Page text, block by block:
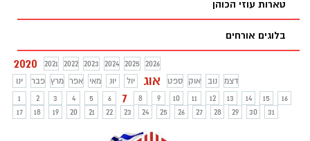
טארות עוזי הכוהן
בלוגים אורחים
2020 2021 2022 2023 2024 2025
2026
ינו
פבר מרץ אפר מאי יונ יול אוג ספט אוק נוב
דצמ
1
2 3 4 5 6 7 8 9 10 11 12 13 14 15
16
17
18 19 20 21 22 23 24 25 26 27 28 29 30 31